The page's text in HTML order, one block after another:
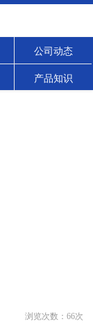
公司动态
产品知识
浏览次数： 66次